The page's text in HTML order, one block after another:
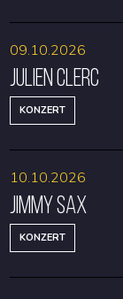
Julien Clerc
KONZERT
09.10.2026
Jimmy Sax
KONZERT
10.10.2026